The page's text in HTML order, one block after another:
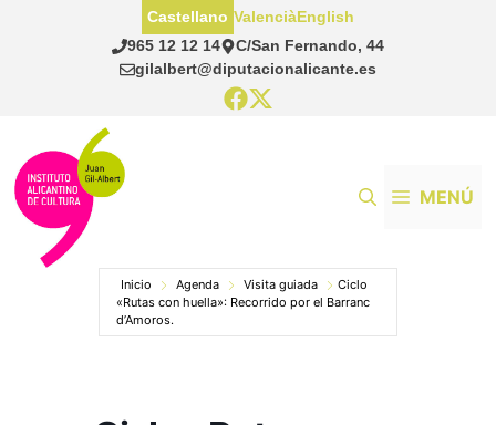
965 12 12 14
C/San Fernando, 44
gilalbert@diputacionalicante.es
Castellano ValenciàEnglish
MENÚ
Inicio Agenda Visita guiada
Ciclo
«Rutas con huella»: Recorrido por el Barranc
d’Amoros.